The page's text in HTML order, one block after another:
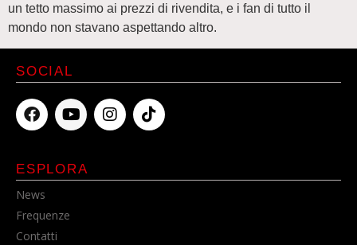
un tetto massimo ai prezzi di rivendita, e i fan di tutto il
mondo non stavano aspettando altro.
ESPLORA
News
Frequenze
Contatti
SOCIAL